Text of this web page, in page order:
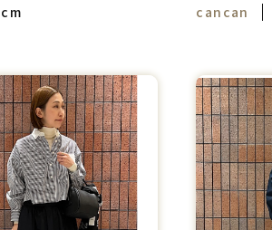
cancan